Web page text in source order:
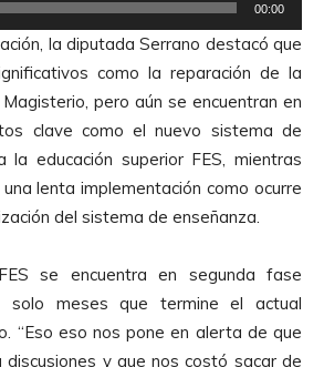
00:00
la diputada Serrano destacó que
como la reparación de la
pero aún se encuentran en
clave como el nuevo sistema de
la educación superior FES, mientras
lenta implementación como ocurre
del sistema de enseñanza.
se encuentra en segunda fase
solo meses que termine el actual
“Eso eso nos pone en alerta de que
discusiones y que nos costó sacar de